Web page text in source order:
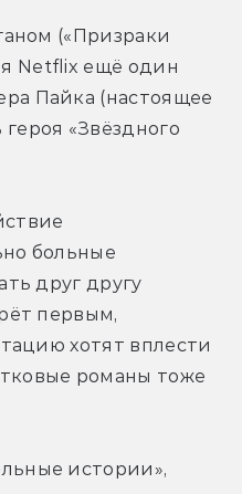
(«Призраки
Netflix ещё один
Пайка (настоящее
«Звёздного
больные
друг другу
первым,
хотят вплести
романы тоже
истории»,